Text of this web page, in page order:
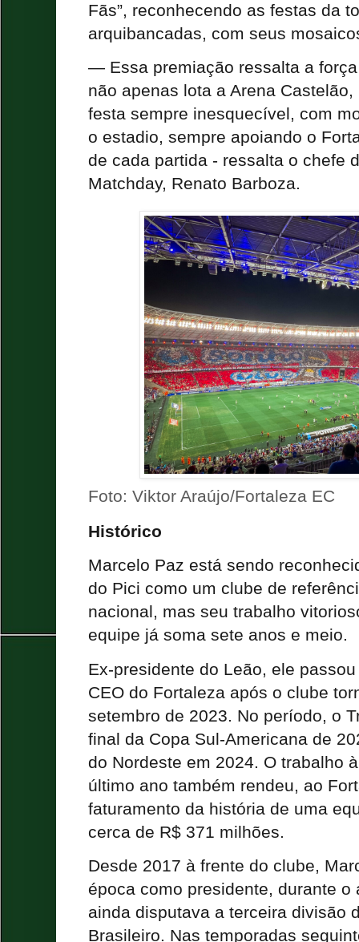
Fãs”, reconhecendo as festas da
arquibancadas, com seus
— Essa premiação ressalta a
não apenas lota a Arena
festa sempre inesquecível, com
o estadio, sempre apoiando o
de cada partida - ressalta o chefe
Matchday, Renato Barboza.
Foto: Viktor Araújo/Fortaleza EC
Histórico
Marcelo Paz está sendo
do Pici como um clube de
nacional, mas seu trabalho
equipe já soma sete anos e meio.
Ex-presidente do Leão, ele
CEO do Fortaleza após o clube
setembro de 2023. No período, o
final da Copa Sul-Americana de
do Nordeste em 2024. O trabalho
último ano também rendeu, ao
faturamento da história de uma
cerca de R$ 371 milhões.
Desde 2017 à frente do clube,
época como presidente, durante o
ainda disputava a terceira divisão
Brasileiro. Nas temporadas